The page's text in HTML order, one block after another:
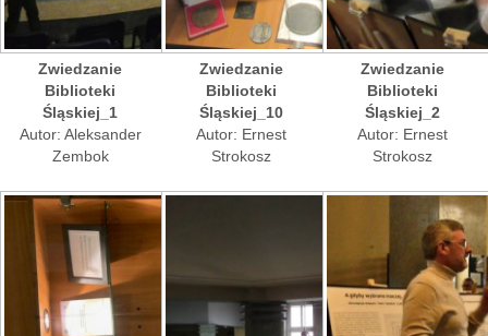
Zwiedzanie
Biblioteki
Śląskiej_1
Autor: Aleksander
Zembok
Zwiedzanie
Biblioteki
Śląskiej_10
Autor: Ernest
Strokosz
Zwiedzanie
Biblioteki
Śląskiej_2
Autor: Ernest
Strokosz